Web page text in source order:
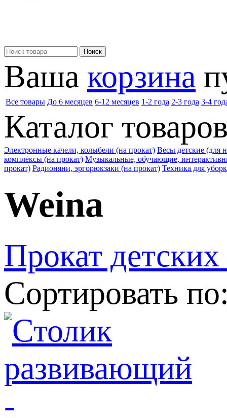
Ваша корзина
Все товары До 6 месяцев 6-12 месяцев 1-2 года 2-3 года 3-4
Каталог
Электронные качели, колыбели (на прокат) Весы детские (для
комплексы (на прокат) Музыкальные, обучающие,
прокат) Радионяни, эргорюкзаки (на прокат) Техника для
Weina
Прокат детских
Сортировать